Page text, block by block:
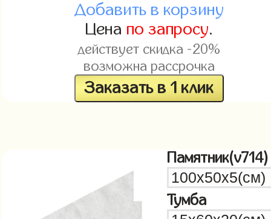
Добавить в корзину
Цена по запросу.
действует скидка -20%
возможна рассрочка
Заказать в 1 клик
Памятник(v714)
Тумба